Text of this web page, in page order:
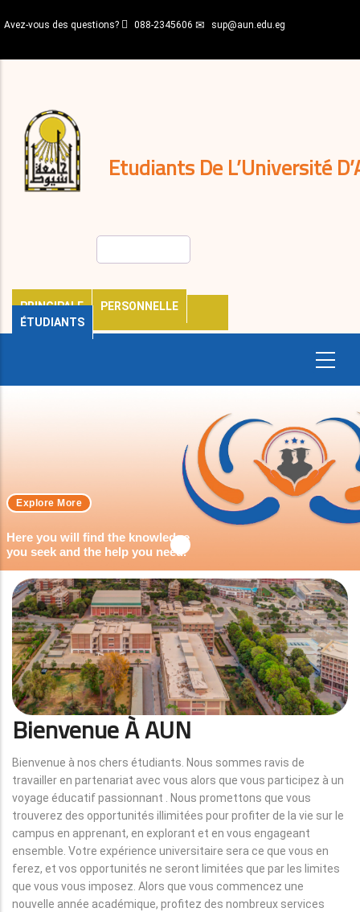
au
principal
Avez-vous des questions? 088-2345606 sup@aun.edu.eg
Etudiants De L’Université
PRINCIPALE
PERSONNELLE
ÉTUDIANTS
décisions
Expatriés
Journal
Here you will find the knowledge
you seek and the help you need.
Explore More
Bienvenue À AUN
Bienvenue à nos chers étudiants. Nous sommes ravis de
travailler en partenariat avec vous alors que vous participez à un
voyage éducatif passionnant . Nous promettons que vous
trouverez des opportunités illimitées pour profiter de la vie sur le
campus en apprenant, en explorant et en vous engageant
ensemble. Votre expérience universitaire sera ce que vous en
ferez, et vos opportunités ne seront limitées que par les limites
que vous vous imposez. Alors que vous commencez une
nouvelle année académique, profitez des nombreux services